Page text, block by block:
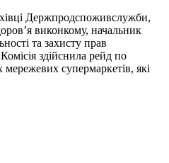
Держпродспоживслужби,
виконкому, начальник
та захисту прав
здійснила рейд по
супермаркетів, які